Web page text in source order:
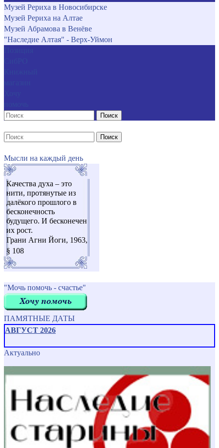
Музей Рериха в Новосибирске
Музей Рериха на Алтае
Музей Абрамова в Венёве
"Наследие Алтая" - Верх-Уймон
Поиск
Поиск
Мысли на каждый день
Качества духа – это
нити, протянутые из
далёкого прошлого в
бесконечность
будущего. И бесконечен
их рост.
Грани Агни Йоги, 1963,
§ 108
"Мочь помочь - счастье"
ПАМЯТНЫЕ ДАТЫ
АВГУСТ 2026
Актуально